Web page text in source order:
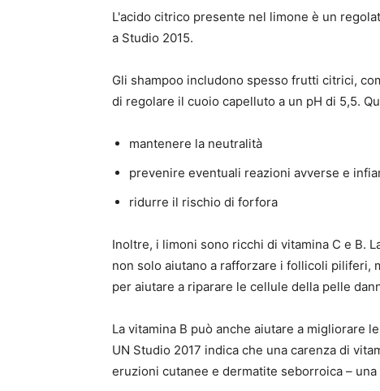
L'acido citrico presente nel limone è un
a Studio 2015.
Gli shampoo includono spesso frutti citrici,
di regolare il cuoio capelluto a un pH di 5,5.
mantenere la neutralità
prevenire eventuali reazioni avverse e
ridurre il rischio di forfora
Inoltre, i limoni sono ricchi di vitamina C e B.
non solo aiutano a rafforzare i follicoli piliferi,
per aiutare a riparare le cellule della pelle
La vitamina B può anche aiutare a migliorare
UN Studio 2017 indica che una carenza di
eruzioni cutanee e dermatite seborroica –